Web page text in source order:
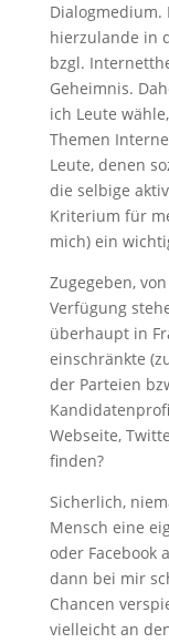
Dialogmedium.
hierzulande in
bzgl.
Geheimnis.
ich Leute
Themen
Leute, denen
die selbige
Kriterium für
mich) ein
Zugegeben,
Verfügung
überhaupt in
einschränkte
der Parteien
Webseite,
finden?
Sicherlich,
Mensch eine
oder Facebook
dann bei mir
Chancen
vielleicht an